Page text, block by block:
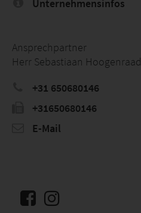
Unternehmensinfos
Ansprechpartner
Herr Sebastiaan Hoogenraad
+31 650680146
+31650680146
E-Mail